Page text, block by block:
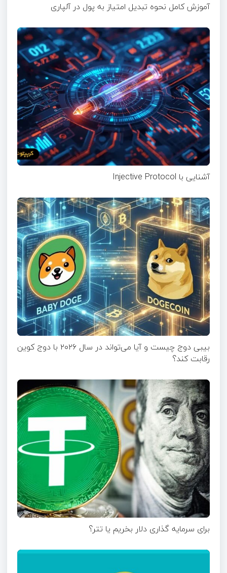
آموزش کامل نحوه تبدیل امتیاز به پول در آلپاری
آشنایی با Injective Protocol
بیبی دوج چیست و آیا می‌تواند در سال ۲۰۲۶ با دوج کوین
رقابت کند؟
برای سرمایه گذاری دلار بخریم یا تتر؟